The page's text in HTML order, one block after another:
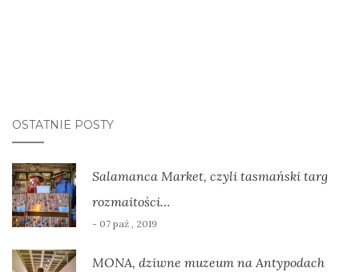
OSTATNIE POSTY
Salamanca Market, czyli tasmański targ
rozmaitości…
- 07 paź , 2019
MONA, dziwne muzeum na Antypodach